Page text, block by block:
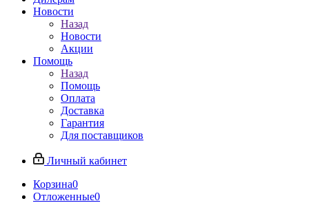
Новости
Назад
Новости
Акции
Помощь
Назад
Помощь
Оплата
Доставка
Гарантия
Для поставщиков
Личный кабинет
Корзина0
Отложенные0